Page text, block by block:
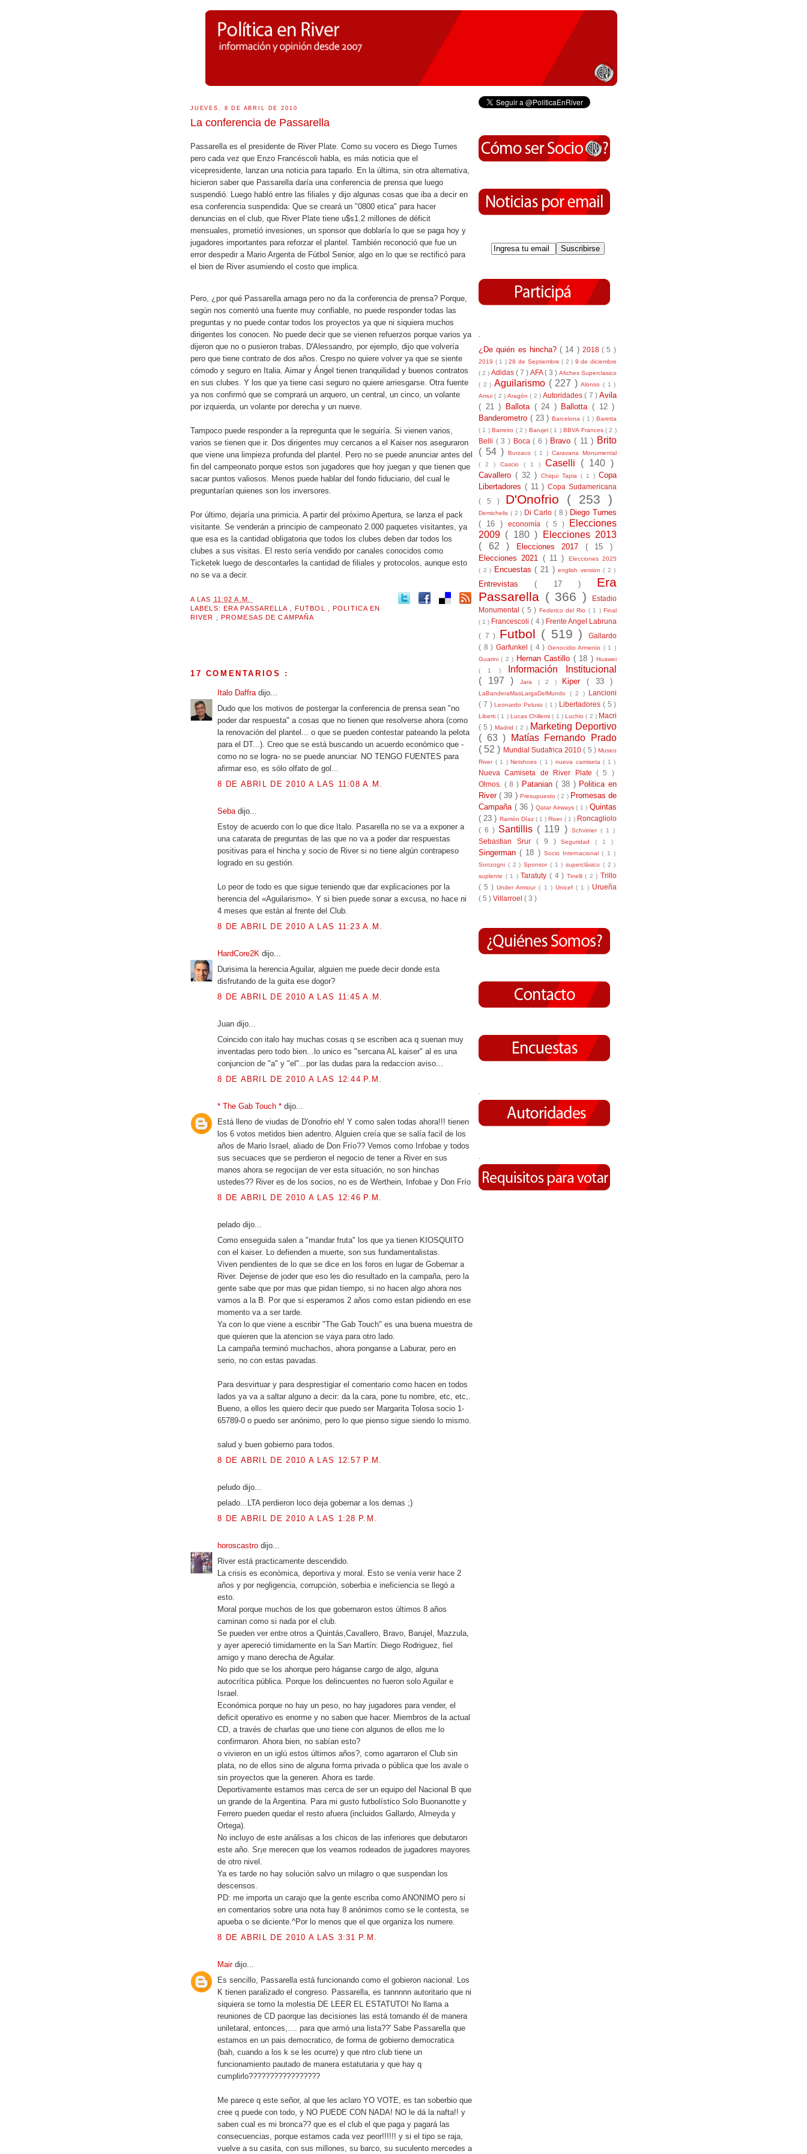
JUEVES, 8 DE ABRIL DE 2010
La conferencia de Passarella
Passarella es el presidente de River Plate. Como su vocero es Diego Turnes
pero cada vez que Enzo Francéscoli habla, es más noticia que el
vicepresidente, lanzan una noticia para taparlo. En la última, sin otra alternativa,
hicieron saber que Passarella daría una conferencia de prensa que luego
suspendió. Luego habló entre las filiales y dijo algunas cosas que iba a decir en
esa conferencia suspendida: Que se creará un "0800 etica" para hacer
denuncias en el club, que River Plate tiene u$s1.2 millones de déficit
mensuales, prometió invesiones, un sponsor que doblaría lo que se paga hoy y
jugadores importantes para reforzar el plantel. También reconoció que fue un
error despedir a Mario Argenta de Fútbol Senior, algo en lo que se rectificó para
el bien de River asumiendo el costo que implica.
Pero, ¿por qué Passarella amaga pero no da la conferencia de prensa? Porque,
según nos comentó una fuente muy confiable, no puede responder todas las
preguntas y no puede contar todos los proyectos ya que ni siquiera muchos
dirigentes los conocen. No puede decir que se vienen refuerzos porque varios ya
dijeron que no o pusieron trabas. D'Alessandro, por ejemplo, dijo que volvería
pero que tiene contrato de dos años. Crespo no quiere volver ya que se siente
cómodo y seguro en Italia. Aimar y Ángel tienen tranquilidad y buenos contratos
en sus clubes. Y los que ya tiene casi seguro no quiere arriesgarse. Otra fuente
ya nos confirmó que se comprará un arquero, un central, un cinco, un volante
por izquierda, un volante por derecha y un nueve.
Tampoco puede responder a la repregunta que le seguiría. Si vienen varios,
varios se tienen que ir. Dos dirigentes muy cercanos a el Kaiser nos aseguraron
que viene una limpieza profunda del plantel. Pero no se puede anunciar antes del
fin del campeonato porque estos son jugadores que hoy juegan y que tienen que
sacar puntos valiosos. Menos puede hablar del fondo fiduciario, del cual le
preguntarían quienes son los inversores.
Por último, dejaría una primicia. A partir del próximo Apertura, se lanza el pack
visitante. Se venderán a principio de campeonato 2.000 paquetes visitantes, ya
que esa es la cantidad obligatoria que todos los clubes deben dar todos los
clubes a sus visitas. El resto sería vendido por canales conocidos como
Ticketek luego de descontarles la cantidad de filiales y protocolos, aunque esto
no se va a decir.
A LAS 11:02 A.M.
LABELS: ERA PASSARELLA FUTBOL ,POLITICA EN
RIVER
PROMESAS DE CAMPAÑA
17 COMENTARIOS :
Italo Daffra dijo...
Dudo que los motivos de postergar la conferencia de prensa sean "no
poder dar respuesta" a cosas que no tienen que resolverse ahora (como
la renovación del plantel... o que se pueden contestar pateando la pelota
para el DT...). Creo que se está buscando un acuerdo económico que -
como no se logra- no se puede anunciar. NO TENGO FUENTES para
afirmar eso, es sólo olfato de gol...
8 DE ABRIL DE 2010 A LAS 11:08 A.M.
Seba dijo...
Estoy de acuerdo con lo que dice Italo. Pasarella no se va a exponer a
una catarata de preguntas de las que no va a poder dar respuestas
positivas para el hincha y socio de River si no tiene algún contrapeso
logrado en su gestión.
Lo peor de todo es que sigue teniendo que dar explicaciones por la
herencia del «Aguilarismo». Y si bien puede sonar a excusa, no hace ni
4 meses que están al frente del Club.
8 DE ABRIL DE 2010 A LAS 11:23 A.M.
HardCore2K dijo...
Durisima la herencia Aguilar, alguien me puede decir donde esta
disfrutando de la guita ese dogor?
8 DE ABRIL DE 2010 A LAS 11:45 A.M.
Juan dijo...
Coincido con italo hay muchas cosas q se escriben aca q suenan muy
inventadas pero todo bien...lo unico es "sercana AL kaiser" al es una
conjuncion de "a" y "el"...por las dudas para la redaccion aviso...
8 DE ABRIL DE 2010 A LAS 12:44 P.M.
* The Gab Touch * dijo...
Está lleno de viudas de D'onofrio eh! Y como salen todas ahora!!! tienen
los 6 votos metidos bien adentro. Alguien creía que se salía facil de los
años de Mario Israel, aliado de Don Frío?? Vemos como Infobae y todos
sus secuaces que se perdieron el negocio de tener a River en sus
manos ahora se regocijan de ver esta situación, no son hinchas
ustedes?? River es de los socios, no es de Werthein, Infobae y Don Frío
8 DE ABRIL DE 2010 A LAS 12:46 P.M.
pelado dijo...
Como enseguida salen a "mandar fruta" los que ya tienen KIOSQUITO
con el kaiser. Lo defienden a muerte, son sus fundamentalistas.
Viven pendientes de lo que se dice en los foros en lugar de Gobernar a
River. Dejense de joder que eso les dio resultado en la campaña, pero la
gente sabe que por mas que pidan tiempo, si no hacen algo ahora nos
vamos a la B. Por que si esperamos 2 años como estan pidiendo en ese
momento va a ser tarde.
Ya con lo que viene a escribir "The Gab Touch" es una buena muestra de
que quieren que la atencion se vaya para otro lado.
La campaña terminó muchachos, ahora ponganse a Laburar, pero en
serio, no con estas pavadas.
Para desvirtuar y para desprestigiar el comentario como hacen en todos
lados ya va a saltar alguno a decir: da la cara, pone tu nombre, etc, etc,.
Bueno, a ellos les quiero decir que puedo ser Margarita Tolosa socio 1-
65789-0 o puedo ser anónimo, pero lo que pienso sigue siendo lo mismo.
salud y buen gobierno para todos.
8 DE ABRIL DE 2010 A LAS 12:57 P.M.
peludo dijo...
pelado...LTA perdieron loco deja gobernar a los demas ;)
8 DE ABRIL DE 2010 A LAS 1:28 P.M.
horoscastro dijo...
River está practicamente descendido.
La crisis es económica, deportiva y moral. Esto se venía venir hace 2
años y por negligencia, corrupción, soberbia e ineficiencia se llegó a
esto.
Moral porque muchos de los que gobernaron estos últimos 8 años
caminan como si nada por el club.
Se pueden ver entre otros a Quintás,Cavallero, Bravo, Barujel, Mazzula,
y ayer apereció timidamente en la San Martín: Diego Rodriguez, fiel
amigo y mano derecha de Aguilar.
No pido que se los ahorque pero háganse cargo de algo, alguna
autocrítica pública. Porque los delincuentes no fueron solo Aguilar e
Israel.
Económica porque no hay un peso, no hay jugadores para vender, el
deficit operativo es enorme y no saben que hacer. Miembros de la actual
CD, a través de charlas que uno tiene con algunos de ellos me lo
confirmaron. Ahora bien, no sabían esto?
o vivieron en un iglú estos últimos años?, como agarraron el Club sin
plata, no de ellos sino de alguna forma privada o pública que los avale o
sin proyectos que la generen. Ahora es tarde.
Deportivamente estamos mas cerca de ser un equipo del Nacional B que
un grande de la Argentina. Para mi gusto futbolístico Solo Buonanotte y
Ferrero pueden quedar el resto afuera (incluidos Gallardo, Almeyda y
Ortega).
No incluyo de este análisas a los chicos de las inferiores que debutaron
este año. Sr¡e merecen que los veamos rodeados de jugadores mayores
de otro nivel.
Ya es tarde no hay solución salvo un milagro o que suspendan los
descensos.
PD: me importa un carajo que la gente escriba como ANONIMO pero si
en comentarios sobre una nota hay 8 anónimos como se le contesta, se
apueba o se diciente.^Por lo menos que el que organiza los numere.
8 DE ABRIL DE 2010 A LAS 3:31 P.M.
Mair dijo...
Es sencillo, Passarella está funcionando como el gobieron nacional. Los
K tienen paralizado el congreso. Passarella, es tannnnn autoritario que ni
siquiera se tomo la molestia DE LEER EL ESTATUTO! No llama a
reuniones de CD paorque las decisiones las está tomando él de manera
uniletaral, entonces,.... para que armó una lista??' Sabe Passarella que
estamos en un pais democratico, de forma de gobierno democratica
(bah, cuando a los k se les ocurre) y que ntro club tiene un
funcionamiento pautado de manera estatutaria y que hay q
cumplirlo?????????????????
Me parece q este señor, al que les aclaro YO VOTE, es tan soberbio que
cree q puede con todo, y NO PUEDE CON NADA! NO le dá la nafta!! y
saben cual es mi bronca?? que es el club el que paga y pagará las
consecuencias, porque estamos cada vez peor!!!!!! y si el tipo se raja,
vuelve a su casita, con sus millones, su barco, su suculento mercedes a
-
¿De quién es hincha?( 14 ) 2018( 5 )
2019 ( 1 )28 de Septiembre( 2 ) 9 de diciembre
( 2 ) Adidas ( 7 ) AFA( 3 ) Afiches Superclasico
( 2 ) Aguilarismo ( 227 )Alonso( 1 )
Amui( 2 ) Aragón( 2 ) Autoridades( 7 ) Avila
( 21 )
Ballota ( 24 ) Ballotta( 12 )
Banderometro ( 23 ) Barcelona ( 1 ) Baretta
( 1 )Barreiro ( 2 ) Barujel ( 1 )BBVA Frances ( 2 )
Belli ( 3 ) Boca( 6 ) Bravo( 11 ) Brito
( 54 )
Burzaco ( 1 )Caravana Monumental
( 2 ) Cascio ( 1 ) Caselli ( 140 )
Cavallero ( 32 ) Chiqui Tapia ( 1 ) Copa
Libertadores ( 11 )Copa Sudamericana
( 5 ) D'Onofrio ( 253 )
Demichelis ( 2 ) Di Carlo ( 8 ) Diego Turnes
( 16 )economía ( 5 )
Elecciones
2009 ( 180 )
Elecciones 2013
( 62 )
Elecciones 2017 ( 15 )
Elecciones 2021 ( 11 )
Elecciones 2025
( 2 )
Encuestas( 21 )english version( 2 )
Entrevistas( 17 ) Era
Passarella ( 366 )
Estadio
Monumental( 5 ) Federico del Rio ( 1 )Final
( 1 ) Francescoli( 4 ) Frente Angel Labruna
( 7 ) Futbol ( 519 )Gallardo
( 8 ) Garfunkel ( 4 ) Genocidio Armenio ( 1 )
Guarini( 2 ) Hernan Castillo ( 18 )Huawei
( 1 )
Información Institucional
( 197 )
Jara ( 2 ) Kiper( 33 )
LaBanderaMasLargaDelMundo ( 2 ) Lancioni
( 7 )Leonardo Peluso ( 1 ) Libertadores ( 5 )
Liberti( 1 ) Lucas Chillemi( 1 )Luchio( 2 ) Macri
( 5 ) Madrid ( 2 ) Marketing Deportivo
( 63 )
Matías Fernando Prado
( 52 ) Mundial Sudafrica 2010( 5 )Museo
River ( 1 )Netshoes( 1 ) nueva camiseta( 1 )
Nueva Camiseta de River Plate ( 5 )
Olmos. ( 8 ) Patanian( 38 ) Politica en
River( 39 ) Presupuesto( 2 ) Promesas de
Campaña ( 36 )Qatar Airways( 1 )Quintas
( 23 ) Ramón Díaz ( 1 )River ( 1 ) Roncagliolo
( 6 ) Santillis ( 119 ) Schvimer ( 1 )
Sebastian Srur ( 9 )Seguridad( 1 )
Singerman( 18 ) Socio Internacional( 1 )
Sonzogni ( 2 ) Sponsor ( 1 ) superclásico ( 2 )
suplente ( 1 ) Taratuty ( 4 ) Tinelli( 2 ) Trillo
( 5 )Under Armour( 1 ) Unicef ( 1 ) Urueña
( 5 ) Villarroel ( 3 )